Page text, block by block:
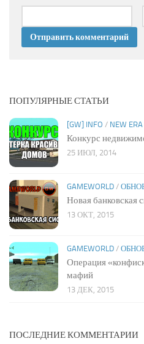
ПОПУЛЯРНЫЕ СТАТЬИ
[GW] INFO / NEW ERA
Конкурс
25 ИЮЛ, 2014
GAMEWORLD /
Новая банковская
13 ОКТ, 2015
GAMEWORLD /
Операция
мафий
13 ДЕК, 2015
ПОСЛЕДНИЕ КОММЕНТАРИИ